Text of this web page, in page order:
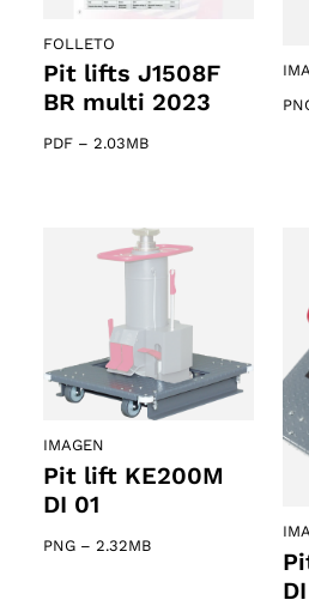
FOLLETO
Pit lifts J1508F
BR multi 2023
PDF – 2.03MB
IMAGEN
Pit lift KE200M
DI 01
PNG – 2.32MB